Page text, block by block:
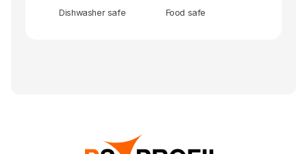
Dishwasher safe Food safe